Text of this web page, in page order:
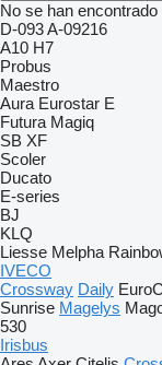
No se han
D-093A-09216
A10 H7
Probus
Maestro
Aura Eurostar E
Futura Magiq
SB XF
Scoler
Ducato
E-series
BJ
KLQ
Liesse Melpha
IVECO
Crossway Daily
Sunrise Magelys
530
Irisbus